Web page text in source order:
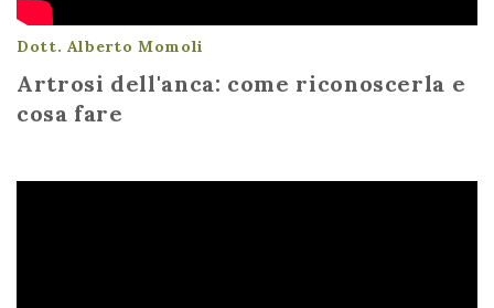
Dott. Alberto Momoli
Artrosi dell'anca: come riconoscerla e
cosa fare